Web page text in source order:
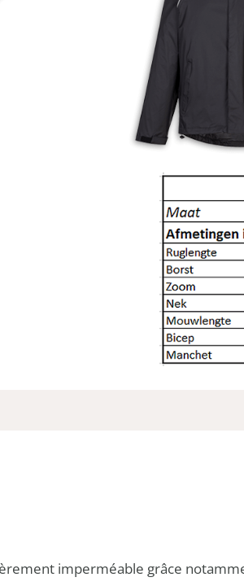
imperméable grâce